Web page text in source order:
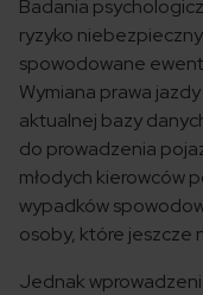
Badania
ryzyko
spowodowane
Wymiana prawa
aktualnej bazy
do prowadzenia
młodych kierowców
wypadków
osoby, które jeszcze
Jednak